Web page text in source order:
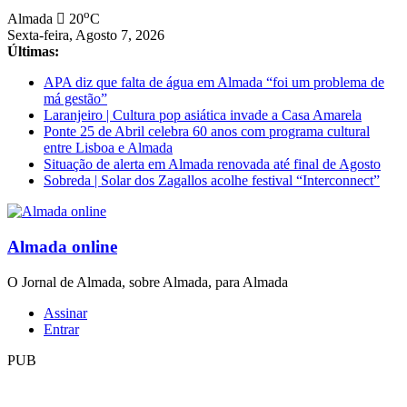
Saltar
para
conteúdo
Almada 20oC
Sexta-feira, Agosto 7, 2026
Últimas:
APA diz que falta de água em Almada “foi um problema de
má gestão”
Laranjeiro | Cultura pop asiática invade a Casa Amarela
Ponte 25 de Abril celebra 60 anos com programa cultural
entre Lisboa e Almada
Situação de alerta em Almada renovada até final de Agosto
Sobreda | Solar dos Zagallos acolhe festival “Interconnect”
Almada online
O Jornal de Almada, sobre Almada, para Almada
Assinar
Entrar
PUB